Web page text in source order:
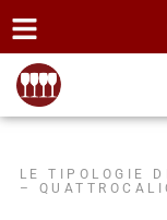
LE TIPOLOGIE
–